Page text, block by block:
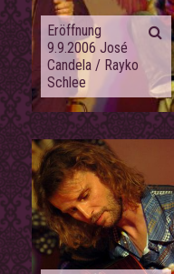
Eröffnung
9.9.2006 José
Candela / Rayko
Schlee